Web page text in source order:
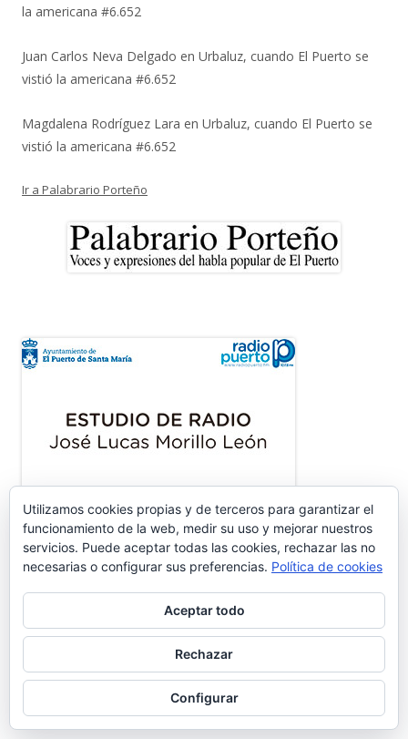
la americana #6.652
Juan Carlos Neva Delgado en Urbaluz, cuando El Puerto se
vistió la americana #6.652
Magdalena Rodríguez Lara en Urbaluz, cuando El Puerto se
vistió la americana #6.652
Ir a Palabrario Porteño
ENTRADAS RECIENTES
Utilizamos cookies propias y de terceros para garantizar el
funcionamiento de la web, medir su uso y mejorar nuestros
servicios. Puede aceptar todas las cookies, rechazar las no
necesarias o configurar sus preferencias. Política de cookies
Aceptar todo
Rechazar
Configurar